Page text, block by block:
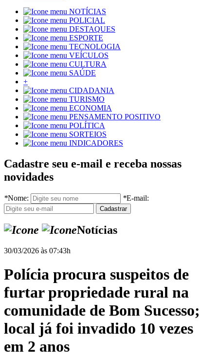
NOTÍCIAS
POLICIAL
DESTAQUES
ESPORTE
TECNOLOGIA
VEÍCULOS
CULTURA
SAÚDE
+
CIDADANIA
TURISMO
ECONOMIA
PENSAMENTO POSITIVO
POLÍTICA
SORTEIOS
INDICADORES
Cadastre seu e-mail e receba nossas
novidades
*Nome: *E-mail:
Notícias
30/03/2026 às 07:43h
Polícia procura suspeitos de
furtar propriedade rural na
comunidade de Bom Sucesso;
local já foi invadido 10 vezes
em 2 anos